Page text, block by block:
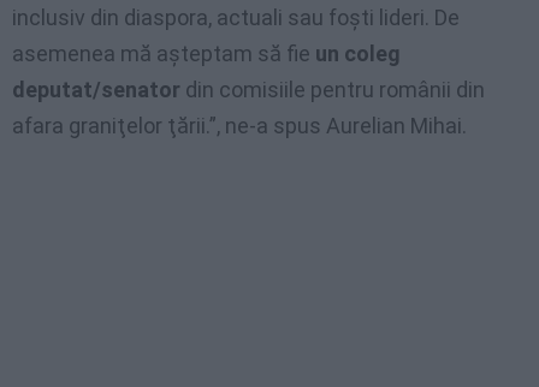
inclusiv din diaspora, actuali sau foşti lideri. De
asemenea mă aşteptam să fie un coleg
deputat/senator din comisiile pentru românii din
afara graniţelor ţării.”, ne-a spus Aurelian Mihai.